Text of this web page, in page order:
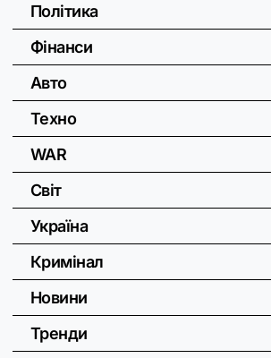
Політика
Фінанси
Авто
Техно
WAR
Світ
Україна
Кримінал
Новини
Тренди